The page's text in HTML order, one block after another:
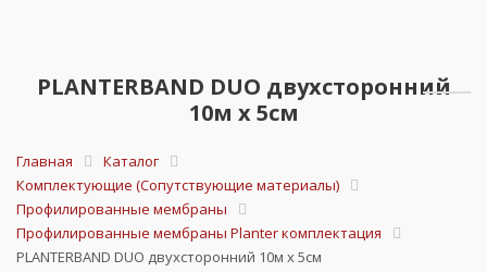
PLANTERBAND DUO двухсторонний
10м х 5см
Главная
Каталог
Комплектующие (Сопутствующие материалы)
Профилированные мембраны
Профилированные мембраны Planter комплектация
PLANTERBAND DUO двухсторонний 10м х 5см